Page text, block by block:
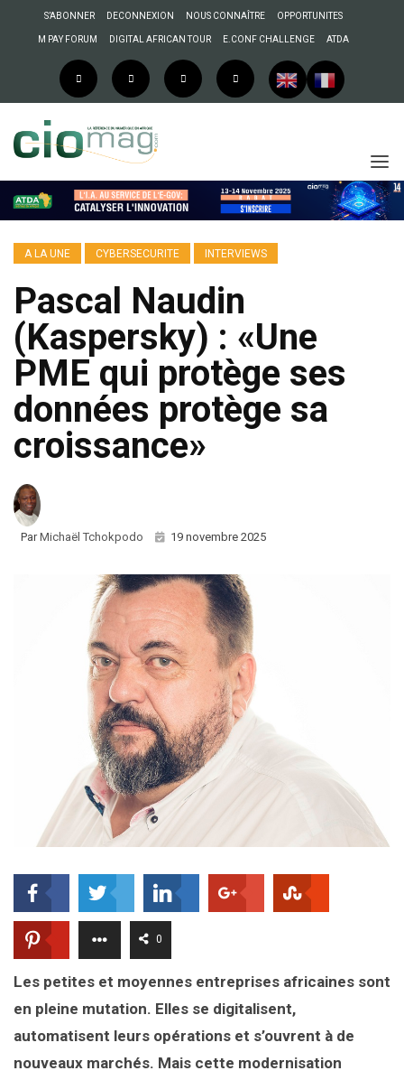
S’ABONNER DECONNEXION NOUS CONNAÎTRE OPPORTUNITES
M PAY FORUM DIGITAL AFRICAN TOUR E.CONF CHALLENGE ATDA
A LA UNE CYBERSECURITE INTERVIEWS
Pascal Naudin
(Kaspersky) : «Une
PME qui protège ses
données protège sa
croissance»
ParMichaël Tchokpodo 19 novembre 2025
0
Les petites et moyennes entreprises africaines sont
en pleine mutation. Elles se digitalisent,
automatisent leurs opérations et s’ouvrent à de
nouveaux marchés. Mais cette modernisation